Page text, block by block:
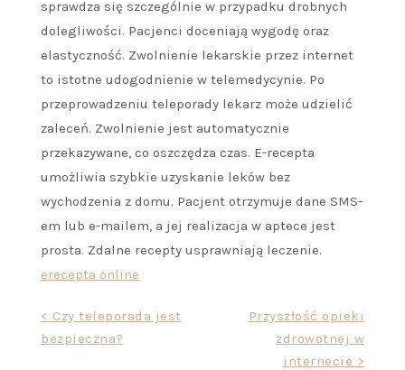
sprawdza się szczególnie w przypadku drobnych
dolegliwości. Pacjenci doceniają wygodę oraz
elastyczność. Zwolnienie lekarskie przez internet
to istotne udogodnienie w telemedycynie. Po
przeprowadzeniu teleporady lekarz może udzielić
zaleceń. Zwolnienie jest automatycznie
przekazywane, co oszczędza czas. E-recepta
umożliwia szybkie uzyskanie leków bez
wychodzenia z domu. Pacjent otrzymuje dane SMS-
em lub e-mailem, a jej realizacja w aptece jest
prosta. Zdalne recepty usprawniają leczenie.
erecepta online
Nawigacja
wpisu
< Czy teleporada jest
bezpieczna?
Przyszłość opieki
zdrowotnej w
internecie >